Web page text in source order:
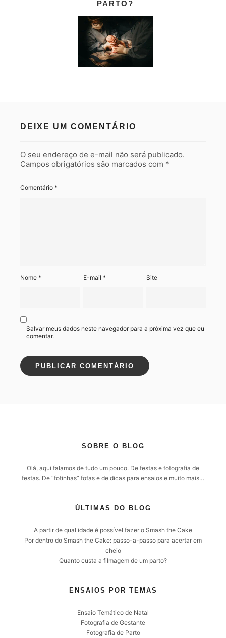
PARTO?
DEIXE UM COMENTÁRIO
O seu endereço de e-mail não será publicado.
Campos obrigatórios são marcados com *
Comentário *
Nome * E-mail* Site
Salvar meus dados neste navegador para a próxima vez que eu
comentar.
SOBRE O BLOG
Olá, aqui falamos de tudo um pouco. De festas e fotografia de
festas. De “fotinhas” fofas e de dicas para ensaios e muito mais…
ÚLTIMAS DO BLOG
A partir de qual idade é possível fazer o Smash the Cake
Por dentro do Smash the Cake: passo-a-passo para acertar em
cheio
Quanto custa a filmagem de um parto?
ENSAIOS POR TEMAS
Ensaio Temático de Natal
Fotografia de Gestante
Fotografia de Parto